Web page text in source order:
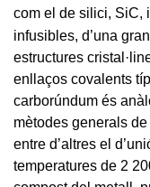
com el de silici, SiC,
infusibles, d’una
estructures
enllaços covalents
carborúndum és
mètodes generals
entre d’altres el
temperatures de 2